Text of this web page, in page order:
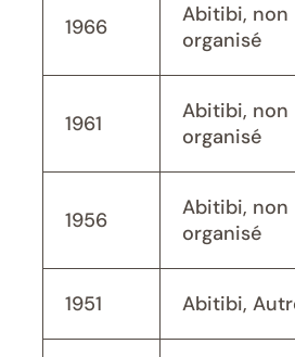
1966
Abitibi, non
organisé
1961
Abitibi, non
organisé
1956
Abitibi, non
organisé
1951 Abitibi,